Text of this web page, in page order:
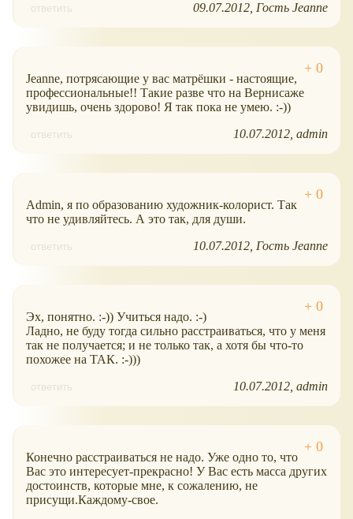
ответить 09.07.2012 Гость Jeanne
Jeanne, потрясающие у вас матрёшки - настоящие,
профессиональные!! Такие разве что на Вернисаже
увидишь, очень здорово! Я так пока не умею. :-))
ответить 10.07.2012 admin
Admin, я по образованию художник-колорист. Так
что не удивляйтесь. А это так, для души.
ответить 10.07.2012 Гость Jeanne
Эх, понятно. :-)) Учиться надо. :-)
Ладно, не буду тогда сильно расстраиваться, что у меня
так не получается; и не только так, а хотя бы что-то
похожее на ТАК. :-)))
ответить 10.07.2012 admin
Конечно расстраиваться не надо. Уже одно то, что
Вас это интересует-прекрасно! У Вас есть масса других
достоинств, которые мне, к сожалению, не
присущи.Каждому-свое.